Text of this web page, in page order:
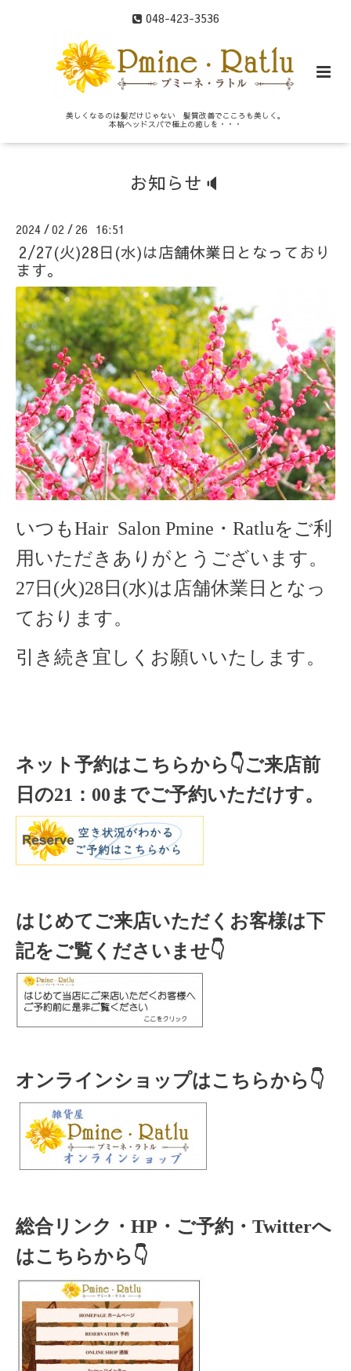
048-423-3536
美しくなるのは髪だけじゃない 髪質改善でこころも美しく。
本格ヘッドスパで極上の癒しを・・・
お知らせ🔈
2024 /02 / 26 16:51
2/27(火)28日(水)は店舗休業日となっており
ます。
いつもHair Salon Pmine・Ratluをご利
用いただきありがとうございます。
27日(火)28日(水)は店舗休業日となっ
ております。
引き続き宜しくお願いいたします。
ネット予約はこちらから👇ご来店前
日の21 ： 00までご予約いただけす。
はじめてご来店いただくお客様は下
記をご覧くださいませ👇
オンラインショップはこちらから👇
総合リンク・HP・ご予約・Twitterへ
はこちらから👇